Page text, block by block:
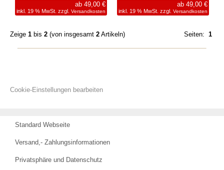
ab 49,00 €
inkl. 19 % MwSt. zzgl. Versandkosten
ab 49,00 €
inkl. 19 % MwSt. zzgl. Versandkosten
Zeige 1 bis 2 (von insgesamt 2 Artikeln) Seiten: 1
Cookie-Einstellungen bearbeiten
Standard Webseite
Versand,- Zahlungsinformationen
Privatsphäre und Datenschutz